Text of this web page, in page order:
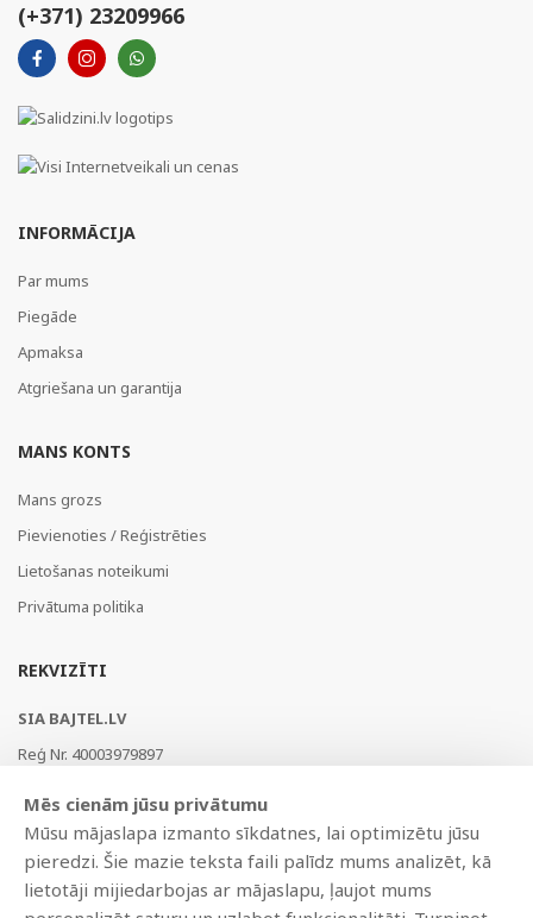
(+371) 23209966
INFORMĀCIJA
Par mums
Piegāde
Apmaksa
Atgriešana un garantija
MANS KONTS
Mans grozs
Pievienoties / Reģistrēties
Lietošanas noteikumi
Privātuma politika
REKVIZĪTI
SIA BAJTEL.LV
Reģ Nr. 40003979897
AS Swedbank, HABALV22
LV53HABA0551019240274
Mēs cienām jūsu privātumu
Mūsu mājaslapa izmanto sīkdatnes, lai optimizētu jūsu
pieredzi. Šie mazie teksta faili palīdz mums analizēt, kā
lietotāji mijiedarbojas ar mājaslapu, ļaujot mums